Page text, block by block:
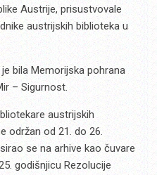
Austrije, prisustvovale
austrijskih biblioteka u
bila Memorijska pohrana
– Sigurnost.
austrijskih
održan od 21. do 26.
se na arhive kao čuvare
godišnjicu Rezolucije